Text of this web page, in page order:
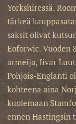
Yorkshiressä.
tärkeä
saksit olivat
Eoforwic. Vuoden
armeija, Iivar
Pohjois-Englanti
kohteena aina
kuolemaan
ennen Hastingsin